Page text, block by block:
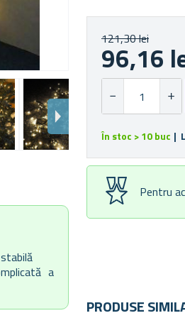
121,30 lei
96,16
În stoc > 10 buc |
Pentru
a
PRODUSE